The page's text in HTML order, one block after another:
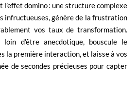
domino : une structure complexe
infructueuses, génère de la frustration
vos taux de transformation.
loin d’être anecdotique, bouscule le
la première interaction, et laisse à vos
de secondes précieuses pour capter